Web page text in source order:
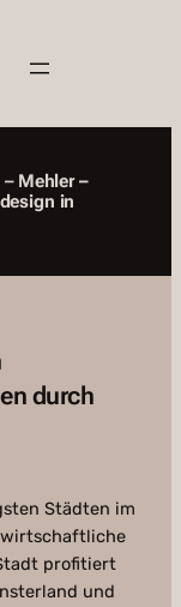
– Mehler –
in
durch
Städten im
profitiert
und